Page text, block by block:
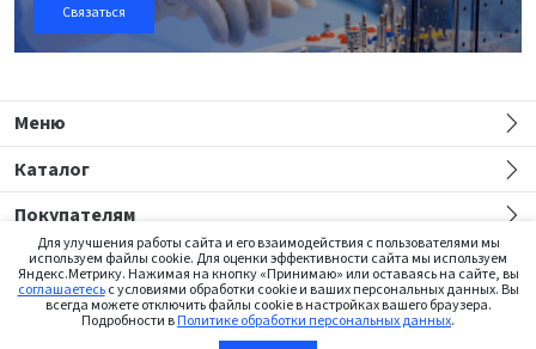
Связаться
Меню
Каталог
Покупателям
Сайт предназначен только для медицинских работников
Для улучшения работы сайта и его взаимодействия с пользователями мы
используем файлы cookie. Для оценки эффективности сайта мы используем
Яндекс.Метрику. Нажимая на кнопку «Принимаю» или оставаясь на сайте, вы
соглашаетесьс условиями обработки cookie и ваших персональных данных. Вы
всегда можете отключить файлы cookie в настройках вашего браузера.
Подробности вПолитике обработки персональных данных.